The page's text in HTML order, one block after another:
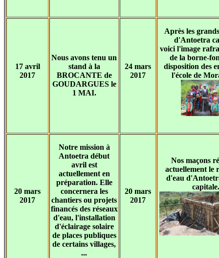
17 avril
2017
Nous avons tenu un
stand à la
BROCANTE de
GOUDARGUES le
1 MAI.
24 mars
2017
Après les
d'Antoetra
voici l'image
de la borne-
disposition des
l'école de
20 mars
2017
Notre mission à
Antoetra début
avril est
actuellement en
préparation. Elle
concernera les
chantiers ou projets
financés des réseaux
d'eau, l'installation
d'éclairage solaire
de places publiques
de certains villages,
...
20 mars
2017
Nos maçons
actuellement le
d'eau
capitale.